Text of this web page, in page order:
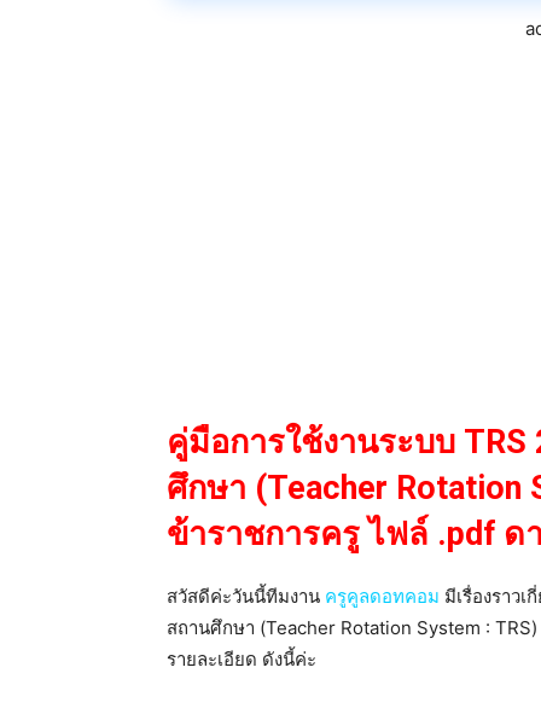
คู่มือการใช้งานระบบ
ศึกษา (Teacher Rotation
ข้าราชการครู ไฟล์ .pdf
สวัสดีค่ะวันนี้ทีมงาน ครูคูลดอทคอม มีเรื่องราว
สถานศึกษา (Teacher Rotation System :
รายละเอียด ดังนี้ค่ะ